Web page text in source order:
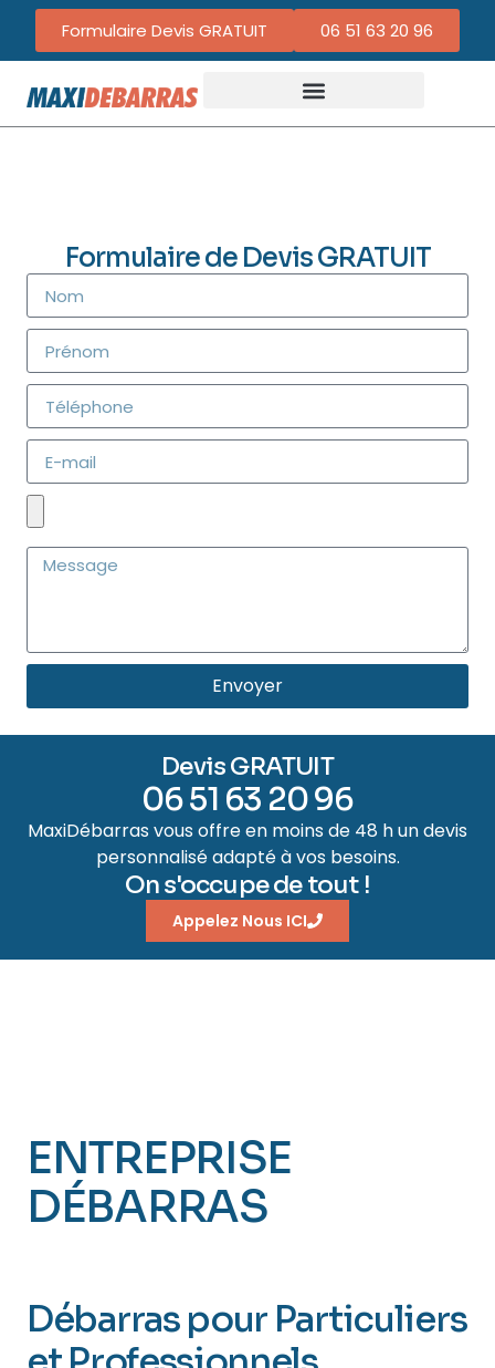
Formulaire Devis GRATUIT 06 51 63 20 96
Formulaire de Devis GRATUIT
Envoyer
Devis GRATUIT
06 51 63 20 96
MaxiDébarras vous offre en moins de 48 h un devis
personnalisé adapté à vos besoins.
On s'occupe de tout !
Appelez Nous ICI
ENTREPRISE
DÉBARRAS
Débarras pour Particuliers